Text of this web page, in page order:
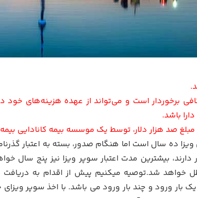
باشد.
ده سال است اما هنگام صدور، بسته به اعتبار
خواهد شد.توصیه میکنیم پیش از اقدام به دریافت
ورود و چند بار ورود می باشد. با اخذ سوپر ویزای